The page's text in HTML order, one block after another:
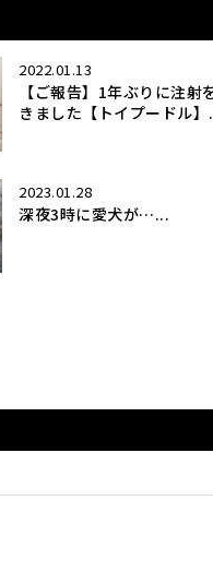
2022.01.13
【ご報告】1年ぶりに注射
きました【トイプードル
2023.01.28
深夜3時に愛犬が…...